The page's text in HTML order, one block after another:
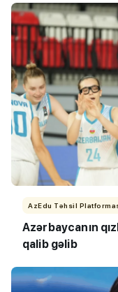
AzEdu Təhsil
Azərbaycanın
qalib gəlib